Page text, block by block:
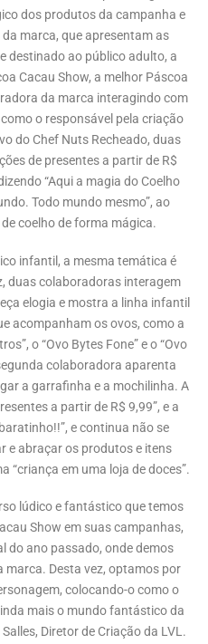
dos produtos da campanha e
marca, que apresentam as
destinado ao público adulto, a
Cacau Show, a melhor Páscoa
da marca interagindo com
o responsável pela criação
do Chef Nuts Recheado, duas
de presentes a partir de R$
“Aqui a magia do Coelho
Todo mundo mesmo”, ao
coelho de forma mágica.
infantil, a mesma temática é
duas colaboradoras interagem
elogia e mostra a linha infantil
acompanham os ovos, como a
o “Ovo Bytes Fone” e o “Ovo
colaboradora aparenta
a garrafinha e a mochilinha. A
a partir de R$ 9,99”, e a
e continua não se
e abraçar os produtos e itens
“criança em uma loja de doces”.
lúdico e fantástico que temos
Show em suas campanhas,
do ano passado, onde demos
Desta vez, optamos por
colocando-o como o
mais o mundo fantástico da
Diretor de Criação da LVL.